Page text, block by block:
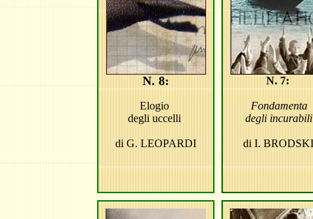
N. 8:
Elogio
degli uccelli
di G. LEOPARDI
N. 7:
Fondamenta
degli
di I.